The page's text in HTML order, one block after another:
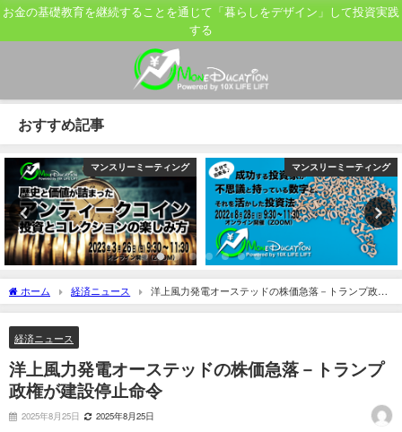
お金の基礎教育を継続することを通じて「暮らしをデザイン」して投資実践
する
おすすめ記事
マンスリーミーティング マンスリーミーティング
ホーム 経済ニュース
洋上風力発電オーステッドの株価急落－トランプ政権
が建設停止命令
経済ニュース
洋上風力発電オーステッドの株価急落－トランプ
政権が建設停止命令
2025年8月25日 2025年8月25日